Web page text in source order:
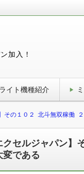
加入！
ライト機種紹介
その１０２ 北斗無双稼働
クセルジャパン
変である